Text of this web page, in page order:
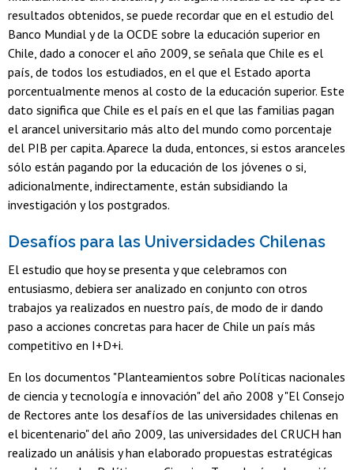
resultados obtenidos, se puede recordar que en el estudio del
Banco Mundial y de la OCDE sobre la educación superior en
Chile, dado a conocer el año 2009, se señala que Chile es el
país, de todos los estudiados, en el que el Estado aporta
porcentualmente menos al costo de la educación superior. Este
dato significa que Chile es el país en el que las familias pagan
el arancel universitario más alto del mundo como porcentaje
del PIB per capita. Aparece la duda, entonces, si estos aranceles
sólo están pagando por la educación de los jóvenes o si,
adicionalmente, indirectamente, están subsidiando la
investigación y los postgrados.
Desafíos para las Universidades Chilenas
El estudio que hoy se presenta y que celebramos con
entusiasmo, debiera ser analizado en conjunto con otros
trabajos ya realizados en nuestro país, de modo de ir dando
paso a acciones concretas para hacer de Chile un país más
competitivo en I+D+i.
En los documentos "Planteamientos sobre Políticas nacionales
de ciencia y tecnología e innovación" del año 2008 y "El Consejo
de Rectores ante los desafíos de las universidades chilenas en
el bicentenario" del año 2009, las universidades del CRUCH han
realizado un análisis y han elaborado propuestas estratégicas